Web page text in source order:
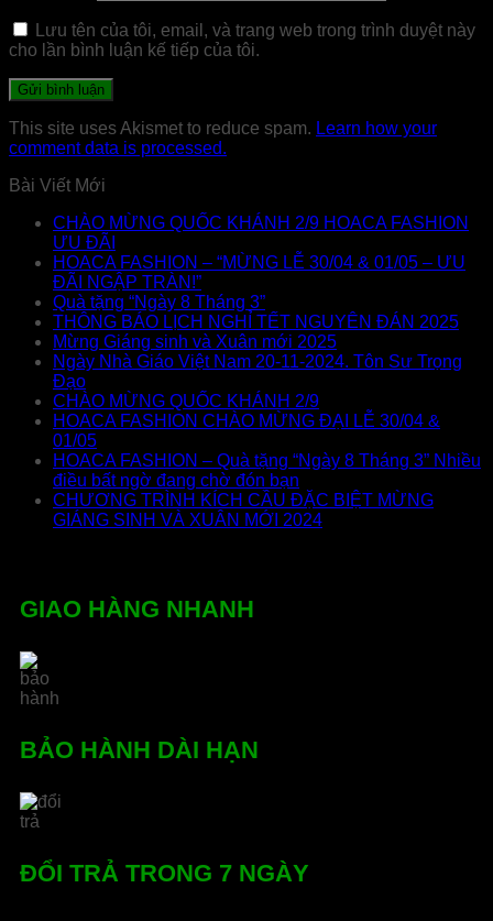
Lưu tên của tôi, email, và trang web trong trình duyệt này
cho lần bình luận kế tiếp của tôi.
This site uses Akismet to reduce spam. Learn how your
comment data is processed.
Bài Viết Mới
CHÀO MỪNG QUỐC KHÁNH 2/9 HOACA FASHION
ƯU ĐÃI
HOACA FASHION – “MỪNG LỄ 30/04 & 01/05 – ƯU
ĐÃI NGẬP TRÀN!”
Quà tặng “Ngày 8 Tháng 3”
THÔNG BÁO LỊCH NGHỈ TẾT NGUYÊN ĐÁN 2025
Mừng Giáng sinh và Xuân mới 2025
Ngày Nhà Giáo Việt Nam 20-11-2024. Tôn Sư Trọng
Đạo
CHÀO MỪNG QUỐC KHÁNH 2/9
HOACA FASHION CHÀO MỪNG ĐẠI LỄ 30/04 &
01/05
HOACA FASHION – Quà tặng “Ngày 8 Tháng 3” Nhiều
điều bất ngờ đang chờ đón bạn
CHƯƠNG TRÌNH KÍCH CẦU ĐẶC BIỆT MỪNG
GIÁNG SINH VÀ XUÂN MỚI 2024
GIAO HÀNG NHANH
BẢO HÀNH DÀI HẠN
ĐỔI TRẢ TRONG 7 NGÀY